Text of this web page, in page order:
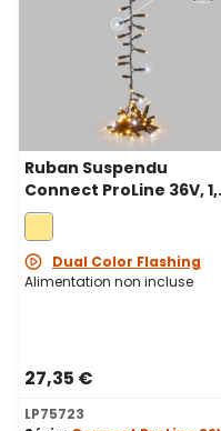
Ruban Suspendu
Connect ProLine 36V,
m, 70 maxiled blanc
chaud, câble vert
Dual Color Flashing
Alimentation non incluse
27,35 €
LP75723